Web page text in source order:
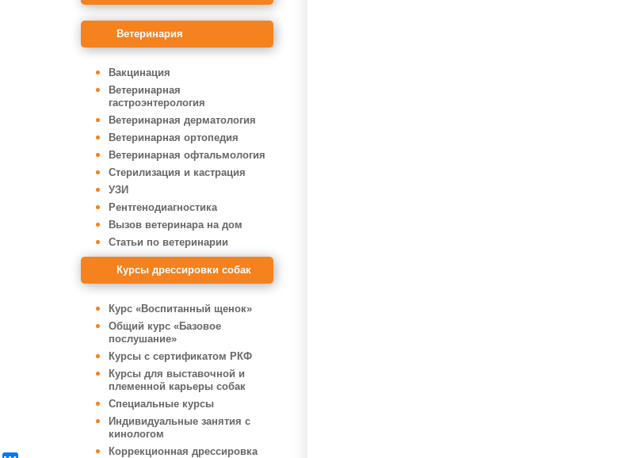
Ветеринария
Вакцинация
Ветеринарная
гастроэнтерология
Ветеринарная дерматология
Ветеринарная ортопедия
Ветеринарная офтальмология
Стерилизация и кастрация
УЗИ
Рентгенодиагностика
Вызов ветеринара на дом
Статьи по ветеринарии
Курсы дрессировки собак
Курс «Воспитанный щенок»
Общий курс «Базовое
послушание»
Курсы с сертификатом РКФ
Курсы для выставочной и
племенной карьеры собак
Специальные курсы
Индивидуальные занятия с
кинологом
Коррекционная дрессировка